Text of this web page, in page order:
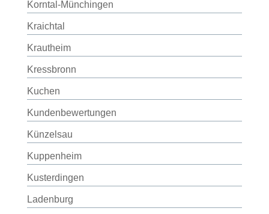
Korntal-Münchingen
Kraichtal
Krautheim
Kressbronn
Kuchen
Kundenbewertungen
Künzelsau
Kuppenheim
Kusterdingen
Ladenburg